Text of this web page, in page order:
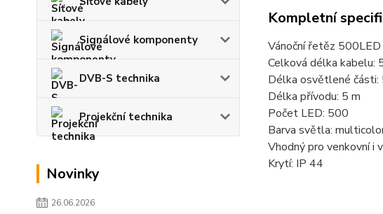
Signálové komponenty
DVB-S technika
Projekční technika
Novinky
26.06.2026
Kompletní
Vánoční řetěz 500LED
Celková délka kabelu:
Délka osvětlené části:
Délka přívodu: 5 m
Počet LED: 500
Barva světla:
Vhodný pro venkovní i
Krytí: IP 44